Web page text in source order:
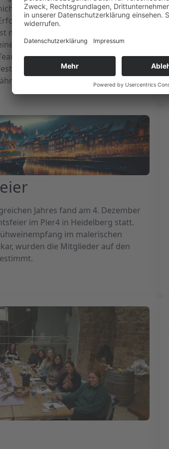
getrübt. Das Rennen war ein voller
und hat richtig Spaß gemacht. Es
mehr als nur ein Wettbewerb. Es ist
freudige Mischung aus
und einer
Art, den Abschluss unserer
Bemühungen zu feiern.
Jahres fand am 4. Dezember
im Pier4 in Heidelberg statt.
im malerischen
wurden die Mitglieder auf den